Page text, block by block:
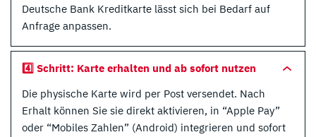
Deutsche Bank Kreditkarte lässt sich bei Bedarf auf
Anfrage anpassen.
4️⃣ Schritt: Karte erhalten und ab sofort nutzen
Die physische Karte wird per Post versendet. Nach
Erhalt können Sie sie direkt aktivieren, in “Apple Pay”
oder “Mobiles Zahlen” (Android) integrieren und sofort